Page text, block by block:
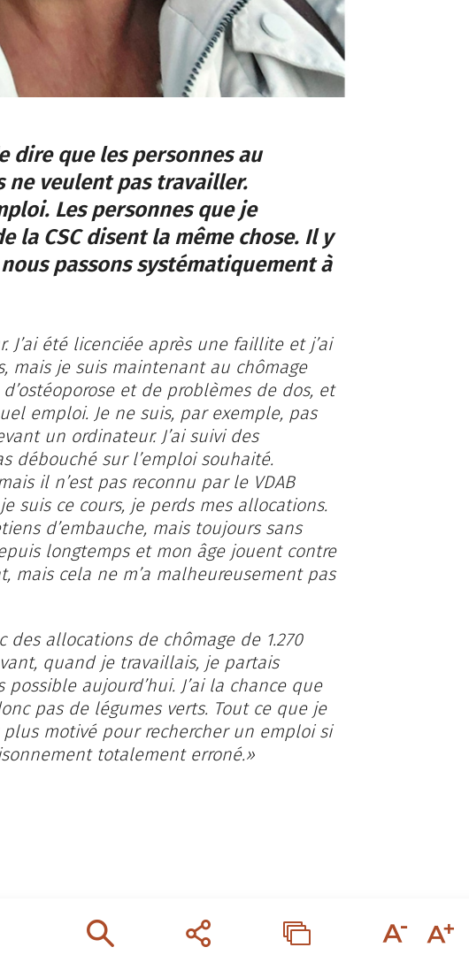
dire que les personnes au
ne veulent pas travailler.
Les personnes que je
la CSC disent la même chose. Il y
passons systématiquement à
J’ai été licenciée après une faillite et j’ai
mais je suis maintenant au chômage
et de problèmes de dos, et
emploi. Je ne suis, par exemple, pas
un ordinateur. J’ai suivi des
débouché sur l’emploi souhaité.
il n’est pas reconnu par le VDAB
suis ce cours, je perds mes allocations.
d’embauche, mais toujours sans
longtemps et mon âge jouent contre
mais cela ne m’a malheureusement pas
des allocations de chômage de 1.270
quand je travaillais, je partais
aujourd’hui. J’ai la chance que
pas de légumes verts. Tout ce que je
plus motivé pour rechercher un emploi si
totalement erroné.»